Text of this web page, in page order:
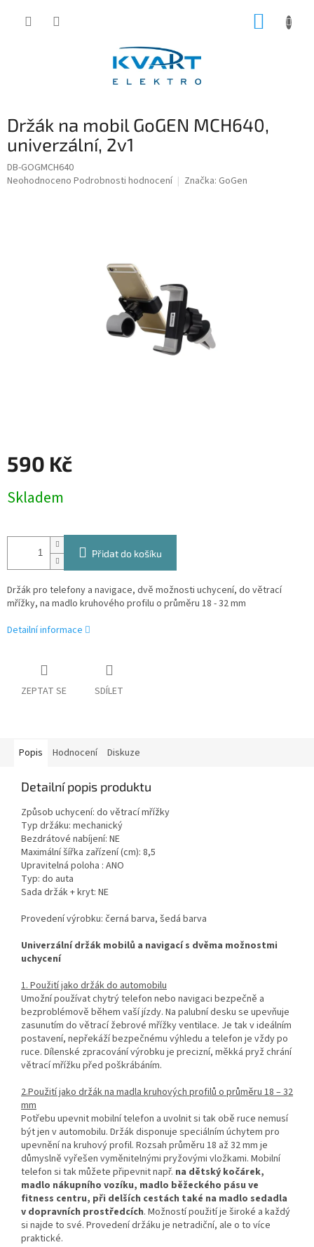
Držák na mobil GoGEN MCH640,
univerzální, 2v1
DB-GOGMCH640
Průměrné
Neohodnoceno Podrobnosti hodnocení Značka: GoGen
590 Kč
cena:
Skladem
Přidat do košíku
Držák pro telefony a navigace, dvě možnosti uchycení, do větrací
mřížky, na madlo kruhového profilu o průměru 18 - 32 mm
Detailní informace
ZEPTAT SE SDÍLET
Popis Hodnocení Diskuze
Detailní popis produktu
Způsob uchycení: do větrací mřížky
Typ držáku: mechanický
Bezdrátové nabíjení: NE
Maximální šířka zařízení (cm): 8,5
Upravitelná poloha : ANO
Typ: do auta
Sada držák + kryt: NE
Provedení výrobku: černá barva, šedá barva
Univerzální držák mobilů a navigací s dvěma možnostmi
uchycení
1. Použití jako držák do automobilu
Umožní používat chytrý telefon nebo navigaci bezpečně a
bezproblémově během vaší jízdy. Na palubní desku se upevňuje
zasunutím do větrací žebrové mřížky ventilace. Je tak v ideálním
postavení, nepřekáží bezpečnému výhledu a telefon je vždy po
ruce. Dílenské zpracování výrobku je precizní, měkká pryž chrání
větrací mřížku před poškrábáním.
2.Použití jako držák na madla kruhových profilů o průměru 18 – 32
mm
Potřebu upevnit mobilní telefon a uvolnit si tak obě ruce nemusí
být jen v automobilu. Držák disponuje speciálním úchytem pro
upevnění na kruhový profil. Rozsah průměru 18 až 32 mm je
důmyslně vyřešen vyměnitelnými pryžovými vložkami. Mobilní
telefon si tak můžete připevnit např. na dětský kočárek,
madlo nákupního vozíku, madlo běžeckého pásu ve
fitness centru, při delších cestách také na madlo sedadla
v dopravních prostředcích. Možností použití je široké a každý
si najde to své. Provedení držáku je netradiční, ale o to více
praktické.